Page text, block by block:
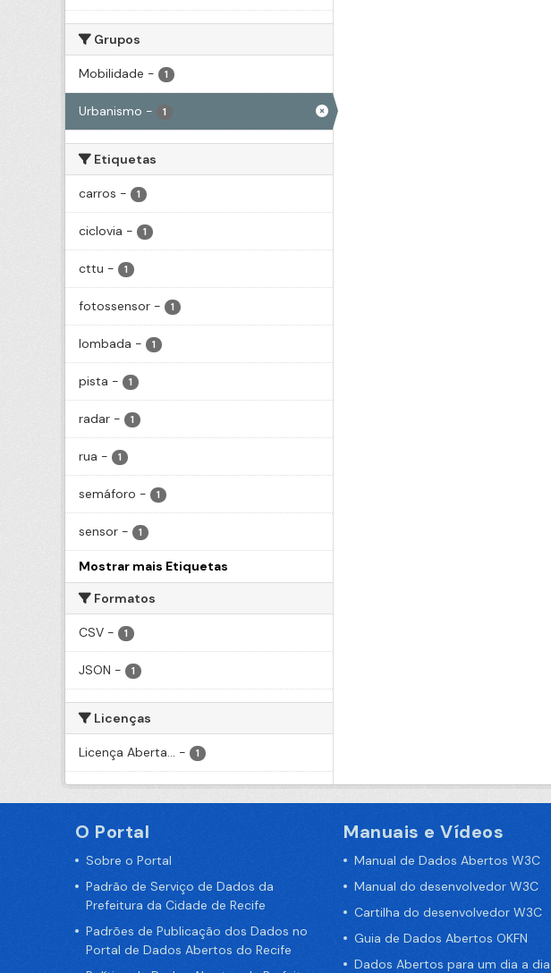
Grupos
Mobilidade - 1
Urbanismo - 1
Etiquetas
carros - 1
ciclovia - 1
cttu - 1
fotossensor - 1
lombada - 1
pista - 1
radar - 1
rua - 1
semáforo - 1
sensor - 1
Mostrar mais Etiquetas
Formatos
CSV - 1
JSON - 1
Licenças
Licença Aberta... - 1
O Portal
Sobre o Portal
Padrão de Serviço de Dados da
Prefeitura da Cidade de Recife
Padrões de Publicação dos Dados no
Portal de Dados Abertos do Recife
Manuais e Vídeos
Manual de Dados Abertos W3C
Manual do desenvolvedor W3C
Cartilha do desenvolvedor W3C
Guia de Dados Abertos OKFN
Dados Abertos para um dia a dia